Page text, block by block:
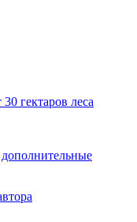
гектаров леса